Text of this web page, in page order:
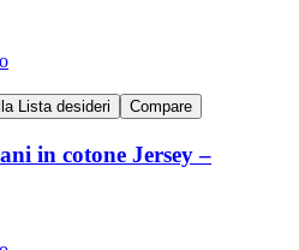
Lista desideri Compare
in cotone Jersey –